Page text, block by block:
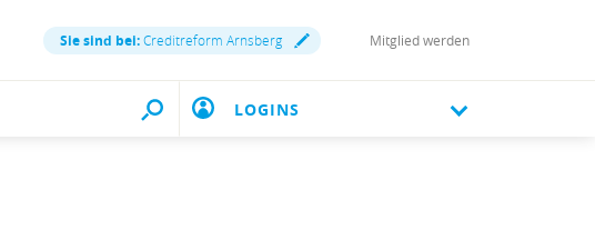
Sie sind bei:Creditreform Arnsberg Mitglied werden
LOGINS